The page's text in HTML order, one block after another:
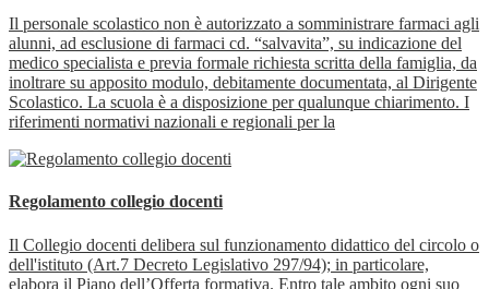
Il personale scolastico non è autorizzato a somministrare farmaci agli
alunni, ad esclusione di farmaci cd. “salvavita”, su indicazione del
medico specialista e previa formale richiesta scritta della famiglia, da
inoltrare su apposito modulo, debitamente documentata, al Dirigente
Scolastico. La scuola è a disposizione per qualunque chiarimento. I
riferimenti normativi nazionali e regionali per la
Regolamento collegio docenti
Il Collegio docenti delibera sul funzionamento didattico del circolo o
dell'istituto (Art.7 Decreto Legislativo 297/94); in particolare,
elabora il Piano dell’Offerta formativa. Entro tale ambito ogni suo